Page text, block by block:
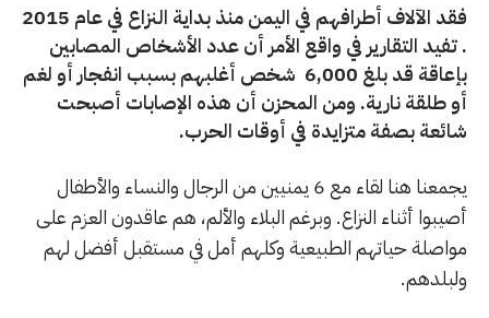
فقد الآلاف أطرافهم في اليمن منذ بداية النزاع في عام 2015
. تفيد التقارير في واقع الأمر أن عدد الأشخاص المصابين
بإعاقة قد بلغ 6,000 شخص أغلبهم بسبب انفجار أو لغم
أو طلقة نارية. ومن المحزن أن هذه الإصابات أصبحت
شائعة بصفة متزايدة في أوقات الحرب.
يجمعنا هنا لقاء مع 6 يمنيين من الرجال والنساء والأطفال
أصيبوا أثناء النزاع. وبرغم البلاء والألم، هم عاقدون العزم على
مواصلة حياتهم الطبيعية وكلهم أمل في مستقبل أفضل لهم
ولبلدهم.